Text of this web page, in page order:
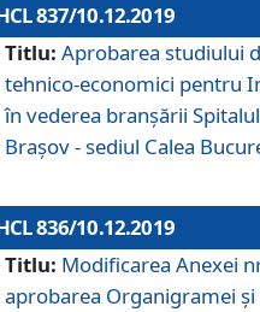
837/10.12.2019
Titlu: Aprobarea studiului
tehnico-economici pentru
în vederea branșării
Brașov - sediul Calea
836/10.12.2019
Titlu: Modificarea Anexei
aprobarea Organigramei